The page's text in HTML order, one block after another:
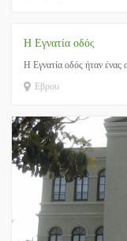
Η Εγνατία οδός
Η Εγνατία οδός ήταν ένας
Εβρου